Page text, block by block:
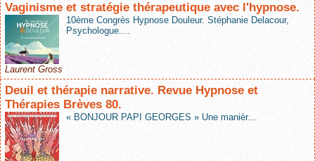
Vaginisme et stratégie thérapeutique avec l'hypnose.
10ème Congrès Hypnose Douleur. Stéphanie Delacour,
Psychologue....
Laurent Gross
Deuil et thérapie narrative. Revue Hypnose et
Thérapies Brèves 80.
« BONJOUR PAPI GEORGES » Une manièr...